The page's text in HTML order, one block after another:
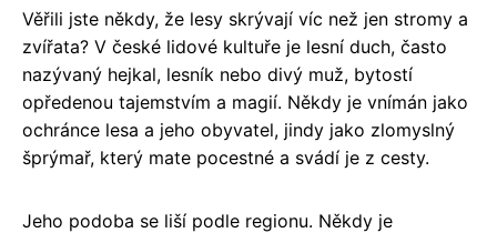
Věřili jste někdy, že lesy skrývají víc než jen stromy a
zvířata? V české lidové kultuře je lesní duch, často
nazývaný hejkal, lesník nebo divý muž, bytostí
opředenou tajemstvím a magií. Někdy je vnímán jako
ochránce lesa a jeho obyvatel, jindy jako zlomyslný
šprýmař, který mate pocestné a svádí je z cesty.
Jeho podoba se liší podle regionu. Někdy je